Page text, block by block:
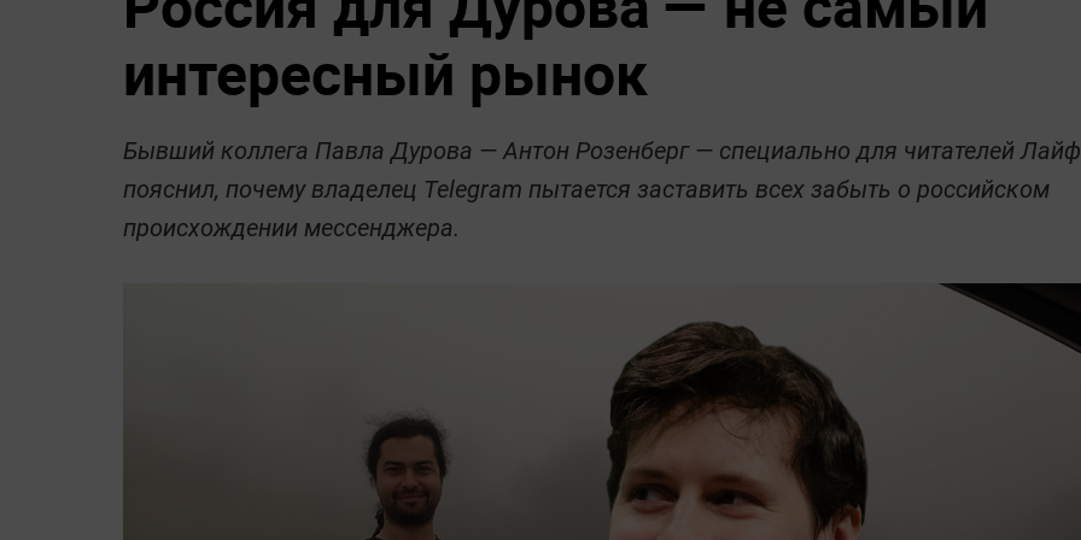
интересный рынок
Бывший коллега Павла Дурова — Антон Розенберг — специально для читателей
пояснил, почему владелец Telegram пытается заставить всех забыть о российском
происхождении мессенджера.